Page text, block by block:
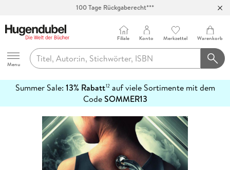
100 Tage Rückgaberecht***
Hugendubel
Menu
Filiale Konto Merkzettel Warenkorb
Summer Sale: 13% Rabatt12auf viele Sortimente mit dem
CodeSOMMER13
erfahren